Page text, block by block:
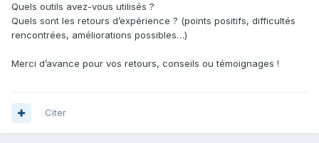
Quels outils avez-vous utilisés ?
Quels sont les retours d’expérience ? (points positifs, difficultés
rencontrées, améliorations possibles…)
Merci d’avance pour vos retours, conseils ou témoignages !
Citer